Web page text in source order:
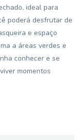
ideal para
poderá desfrutar de
e espaço
a áreas verdes e
conhecer e se
momentos